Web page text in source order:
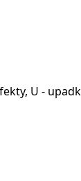
U -